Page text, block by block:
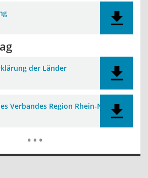
der Länder
Verbandes Region Rhein-Neckar
… Mehr